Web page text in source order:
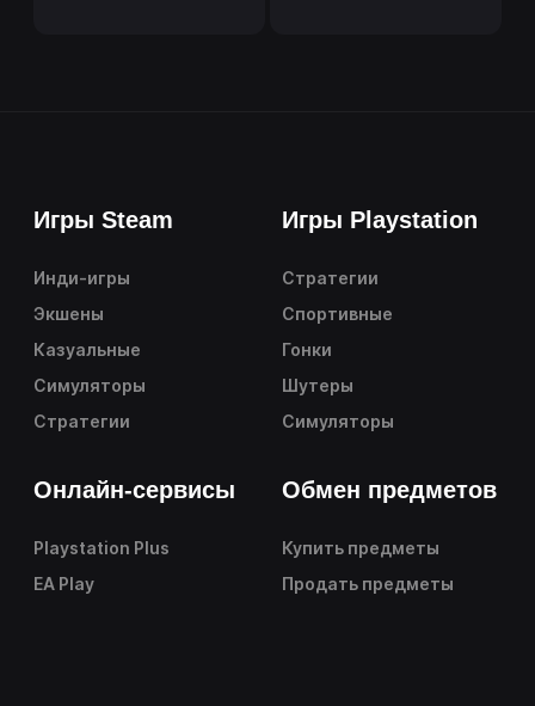
Игры Steam
Инди-игры
Экшены
Казуальные
Симуляторы
Стратегии
Игры Playstation
Стратегии
Спортивные
Гонки
Шутеры
Симуляторы
Онлайн-сервисы
Playstation Plus
EA Play
Обмен предметов
Купить предметы
Продать предметы